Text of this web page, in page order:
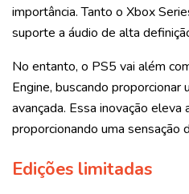
importância. Tanto o Xbox
suporte a áudio de alta
No entanto, o PS5 vai além
Engine, buscando
avançada. Essa inovação eleva
proporcionando uma sensação
Edições limitadas